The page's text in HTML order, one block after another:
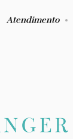
Atendimento